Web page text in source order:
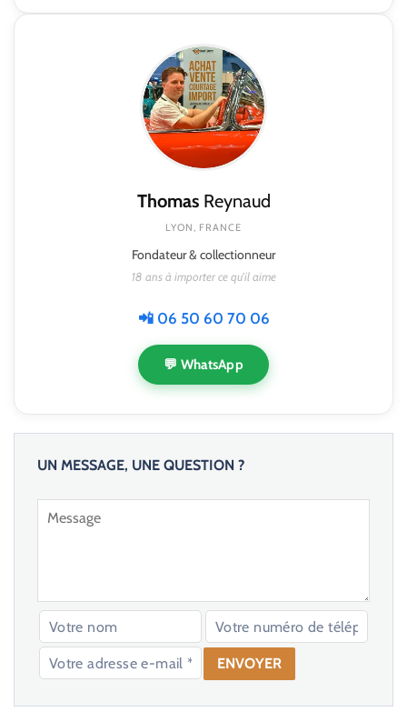
ThomasReynaud
LYON, FRANCE
Fondateur & collectionneur
18 ans à importer ce qu'il aime
📲 06 50 60 70 06
💬 WhatsApp
UN MESSAGE, UNE QUESTION ?